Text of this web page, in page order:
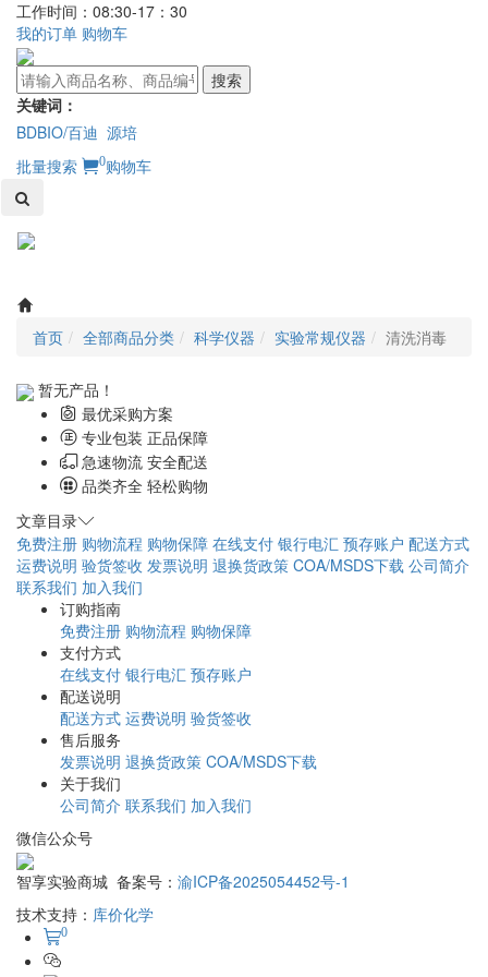
工作时间：08:30-17：30
我的订单 购物车
搜索
关键词：
BDBIO/百迪 源培
批量搜索
0购物车
首页 全部商品分类 科学仪器 实验常规仪器 清洗消毒
暂无产品！
最优采购方案
专业包装 正品保障
急速物流 安全配送
品类齐全 轻松购物
文章目录
免费注册 购物流程 购物保障 在线支付 银行电汇 预存账户 配送方式
运费说明 验货签收 发票说明 退换货政策 COA/MSDS下载 公司简介
联系我们 加入我们
订购指南
免费注册 购物流程 购物保障
支付方式
在线支付 银行电汇 预存账户
配送说明
配送方式 运费说明 验货签收
售后服务
发票说明 退换货政策 COA/MSDS下载
关于我们
公司简介 联系我们 加入我们
微信公众号
智享实验商城 备案号： 渝ICP备2025054452号-1
技术支持： 库价化学
0